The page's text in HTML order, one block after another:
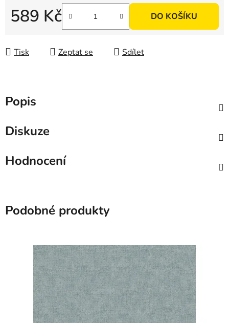
589 Kč DO KOŠÍKU
Tisk Zeptat se Sdílet
Popis
Diskuze
Hodnocení
Podobné produkty